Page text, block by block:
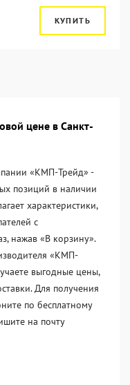
КУПИТЬ
цене в Санкт-
«KМП-Трейд» -
позиций в наличии
характеристики,
с
нажав «В корзину».
«KМП-
выгодные цены,
Для получения
по бесплатному
на почту